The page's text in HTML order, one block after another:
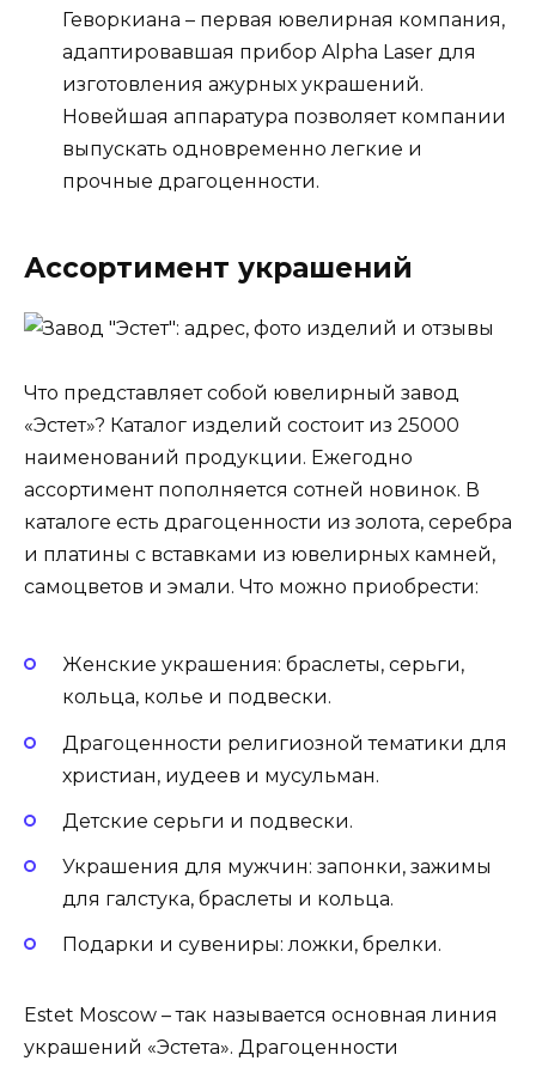
Геворкиана – первая ювелирная компания,
адаптировавшая прибор Alpha Laser для
изготовления ажурных украшений.
Новейшая аппаратура позволяет компании
выпускать одновременно легкие и
прочные драгоценности.
Ассортимент украшений
Что представляет собой ювелирный завод
«Эстет»? Каталог изделий состоит из 25000
наименований продукции. Ежегодно
ассортимент пополняется сотней новинок. В
каталоге есть драгоценности из золота, серебра
и платины с вставками из ювелирных камней,
самоцветов и эмали. Что можно приобрести:
Женские украшения: браслеты, серьги,
кольца, колье и подвески.
Драгоценности религиозной тематики для
христиан, иудеев и мусульман.
Детские серьги и подвески.
Украшения для мужчин: запонки, зажимы
для галстука, браслеты и кольца.
Подарки и сувениры: ложки, брелки.
Estet Moscow – так называется основная линия
украшений «Эстета». Драгоценности